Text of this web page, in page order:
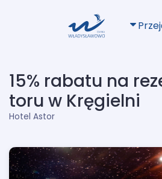
15% rabatu na
toru w Kręgielni
Hotel Astor